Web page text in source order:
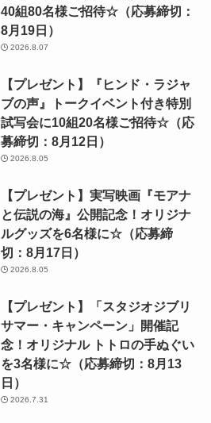
40組80名様ご招待☆（応募締切：
8月19日）
2026.8.07
【プレゼント】『ヒンド・ラジャ
ブの声』トークイベント付き特別
試写会に10組20名様ご招待☆（応
募締切：8月12日）
2026.8.05
【プレゼント】実写映画『モアナ
と伝説の海』公開記念！オリジナ
ルグッズを6名様に☆（応募締
切：8月17日）
2026.8.05
【プレゼント】「スタジオジブリ
サマー・キャンペーン」開催記
念！オリジナル トトロの手ぬぐい
を3名様に☆（応募締切：8月13
日）
2026.7.31